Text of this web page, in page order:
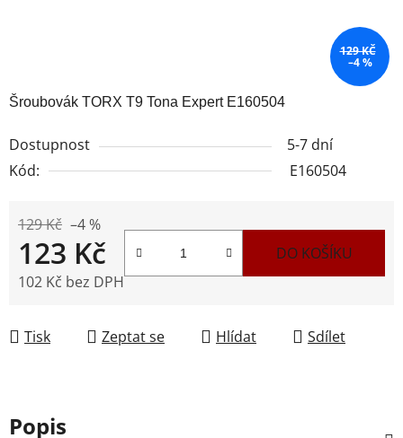
Šroubovák TORX T9 Tona Expert E160504
Dostupnost
5-7 dní
Kód:
E160504
129 Kč –4 %
123 Kč
102 Kč bez DPH
DO KOŠÍKU
Tisk Zeptat se Hlídat Sdílet
129 KČ
–4 %
Popis